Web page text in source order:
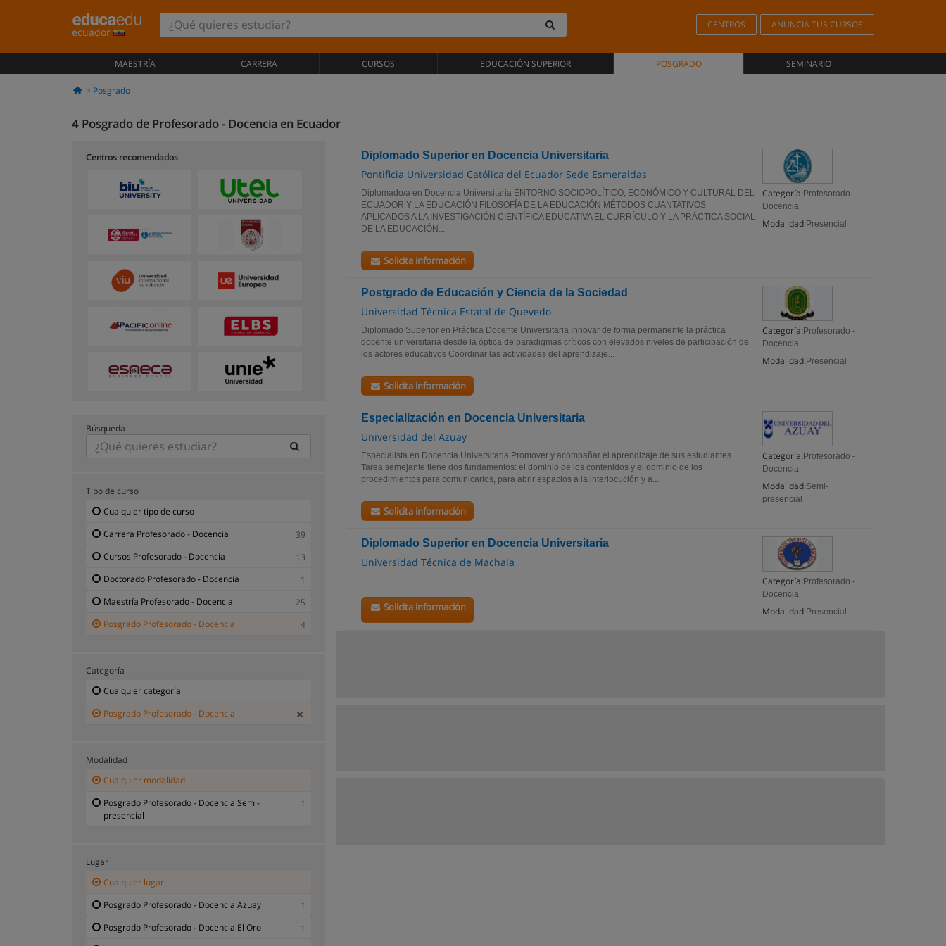
ecuador
CENTROS ANUNCIA TUS CURSOS
MAESTRÍA CARRERA CURSOS EDUCACIÓN SUPERIOR POSGRADO SEMINARIO
Posgrado
4 Posgrado de Profesorado - Docencia en Ecuador
Diplomado Superior en Docencia Universitaria
Pontificia Universidad Católica del Ecuador Sede Esmeraldas
Categoría: Profesorado -
Docencia
Modalidad: Presencial
Diplomado/a en Docencia Universitaria ENTORNO SOCIOPOLÍTICO, ECONÓMICO Y CULTURAL DEL
ECUADOR Y LA EDUCACIÓN FILOSOFÍA DE LA EDUCACIÓN MÉTODOS CUANTATIVOS
APLICADOS A LA INVESTIGACIÓN CIENTÍFICA EDUCATIVA EL CURRÍCULO Y LA PRÁCTICA SOCIAL
DE LA EDUCACIÓN...
Solicita información
Postgrado de Educación y Ciencia de la Sociedad
Universidad Técnica Estatal de Quevedo
Categoría: Profesorado -
Docencia
Modalidad: Presencial
Diplomado Superior en Práctica Docente Universitaria Innovar de forma permanente la práctica
docente universitaria desde la óptica de paradigmas críticos con elevados niveles de participación de
los actores educativos Coordinar las actividades del aprendizaje...
Solicita información
Especialización en Docencia Universitaria
Universidad del Azuay
Categoría: Profesorado -
Docencia
Modalidad:Semi-
presencial
Especialista en Docencia Universitaria Promover y acompañar el aprendizaje de sus estudiantes.
Tarea semejante tiene dos fundamentos: el dominio de los contenidos y el dominio de los
procedimientos para comunicarlos, para abrir espacios a la interlocución y a...
Solicita información
Diplomado Superior en Docencia Universitaria
Universidad Técnica de Machala
Categoría: Profesorado -
Docencia
Modalidad: Presencial
Solicita información
Centros recomendados
Búsqueda
Tipo de curso
Cualquier tipo de curso
Carrera Profesorado - Docencia
39
Cursos Profesorado - Docencia
13
Doctorado Profesorado - Docencia
1
Maestría Profesorado - Docencia
25
Posgrado Profesorado - Docencia
4
Categoría
Cualquier categoría
Posgrado Profesorado - Docencia
Modalidad
Cualquier modalidad
Posgrado Profesorado - Docencia Semi-
presencial
1
Lugar
Cualquier lugar
Posgrado Profesorado - Docencia Azuay
1
Posgrado Profesorado - Docencia El Oro
1